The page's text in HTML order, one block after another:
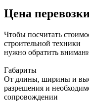
Цена
Чтобы посчитать
строительной техники
нужно обратить
Габариты
От длины, ширины и
разрешения и
сопровождении